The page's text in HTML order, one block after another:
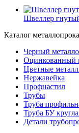
Швеллер
Каталог
Черный
Оцинкованный
Цветные
Нержавейка
Профнастил
Трубы
Труба
Труба БУ
Детали